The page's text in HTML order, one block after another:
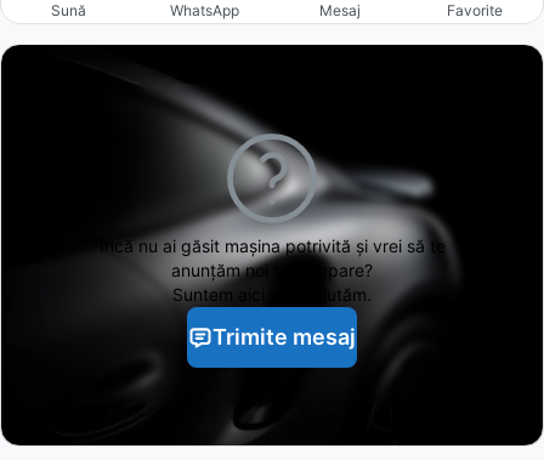
Sună WhatsApp Mesaj Favorite
Încă nu ai găsitmașina potrivită și vrei să te
anunțăm noi când apare?
Suntem aici să te ajutăm.
Trimite mesaj